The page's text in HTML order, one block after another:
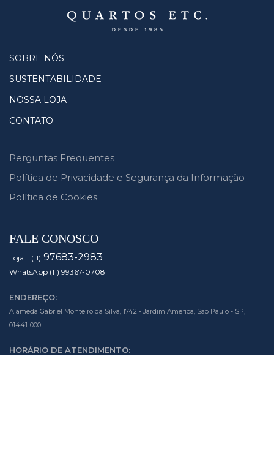
SOBRE NÓS
SUSTENTABILIDADE
NOSSA LOJA
CONTATO
Perguntas Frequentes
Política de Privacidade e Segurança da Informação
Política de Cookies
FALE CONOSCO
Loja (11) 97683-2983
WhatsApp (11) 99367-0708
ENDEREÇO:
Alameda Gabriel Monteiro da Silva, 1742 - Jardim America, São Paulo - SP,
01441-000
HORÁRIO DE ATENDIMENTO: